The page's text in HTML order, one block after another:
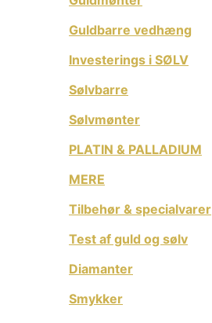
Guldbarre vedhæng
Investerings i SØLV
Sølvbarre
Sølvmønter
PLATIN & PALLADIUM
MERE
Tilbehør & specialvarer
Test af guld og sølv
Diamanter
Smykker